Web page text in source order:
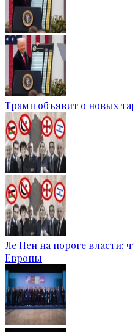
Трамп объявит о новых
Ле Пен на пороге власти:
Европы